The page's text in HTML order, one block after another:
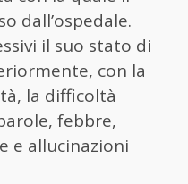
dall’ospedale.
il suo stato di
con la
la difficoltà
febbre,
e allucinazioni